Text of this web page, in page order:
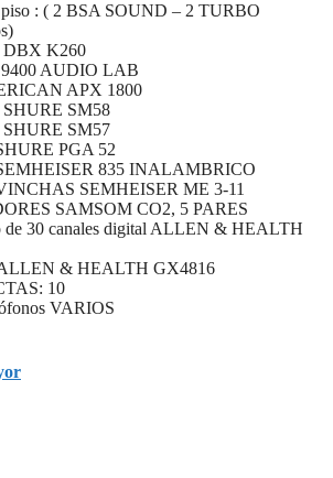
: ( 2 BSA SOUND – 2 TURBO
DBX K260
9400 AUDIO LAB
APX 1800
SM58
SM57
PGA 52
835 INALAMBRICO
SEMHEISER ME 3-11
SAMSOM CO2, 5 PARES
de 30 canales digital ALLEN & HEALTH
& HEALTH GX4816
10
VARIOS